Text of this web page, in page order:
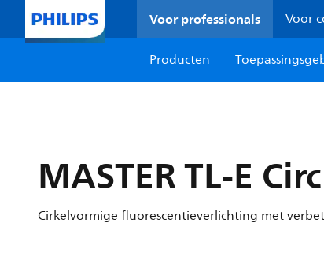
Voor professionals Voor
Producten
MASTER TL-E
Cirkelvormige fluorescentieverlichting met